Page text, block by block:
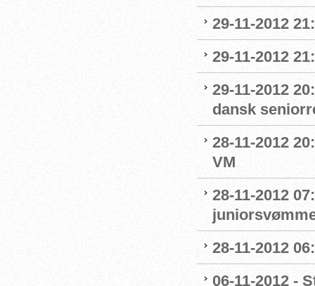
29-11-2012
29-11-2012
29-11-2012
dansk
28-11-2012
VM
28-11-2012
28-11-2012
06-11-2012 -